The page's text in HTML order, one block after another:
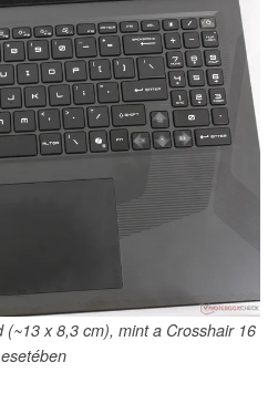
x 8,3 cm), mint a Crosshair 16